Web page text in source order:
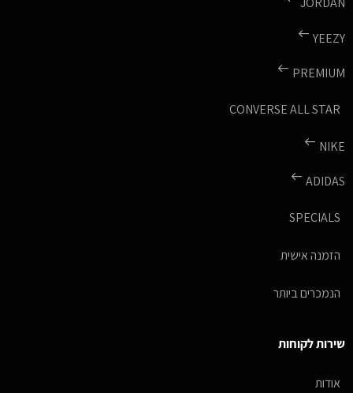
YEEZY
PREMIUM
CONVERSE ALL STAR
NIKE
ADIDAS
SPECIALS
הזמנה אישית
הנמכרים ביותר
שירות לקוחות
אודות